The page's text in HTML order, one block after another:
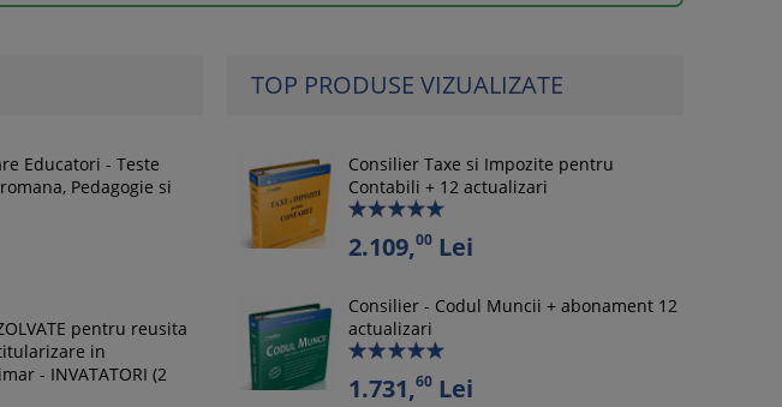
Educatori - Teste
Pedagogie si
pentru reusita
in
- INVATATORI (2
TOP PRODUSE VIZUALIZATE
Consilier Taxe si Impozite pentru
Contabili + 12 actualizari
2.109,00Lei
Consilier - Codul Muncii + abonament 12
actualizari
1.731,60Lei